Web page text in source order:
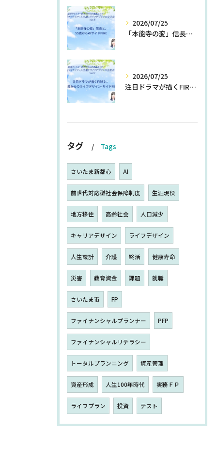
2026/07/25
「本能寺の変」信長と、55歳からのサイドFIRE
2026/07/25
注目ドラマが描くFIREと、55歳からのライフデザイン・サイドFIRE
タグ Tags
さいたま新都心 AI
前世代対応型社会保障制度 生涯現役
地方移住 高齢社会 人口減少
キャリアデザイン ライフデザイン
人生設計 介護 終活 健康寿命
災害 教育資金 課題 就職
さいたま市 FP
ファイナンシャルプランナー PFP
ファイナンシャルリテラシー
トータルプランニング 資産管理
資産形成 人生100年時代 実務ＦＰ
ライフプラン 投資 テスト